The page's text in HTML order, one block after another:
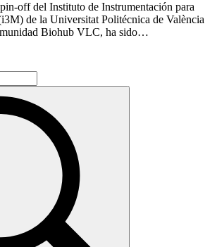
off del Instituto de Instrumentación para
de la Universitat Politécnica de València
Biohub VLC, ha sido…